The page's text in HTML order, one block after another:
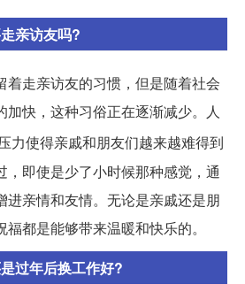
亲访友吗?
着走亲访友的习惯，但是随着社会
加快，这种习俗正在逐渐减少。人
力使得亲戚和朋友们越来越难得到
，即使是少了小时候那种感觉，通
进亲情和友情。无论是亲戚还是朋
都是能够带来温暖和快乐的。
过年后换工作好?